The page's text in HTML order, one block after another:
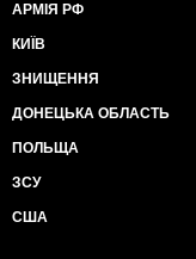
АРМІЯ РФ
КИЇВ
ЗНИЩЕННЯ
ДОНЕЦЬКА ОБЛАСТЬ
ПОЛЬЩА
ЗСУ
США